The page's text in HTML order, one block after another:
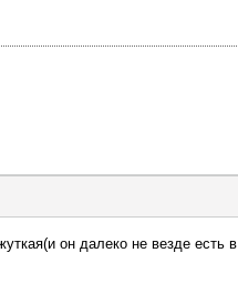
он далеко не везде есть в